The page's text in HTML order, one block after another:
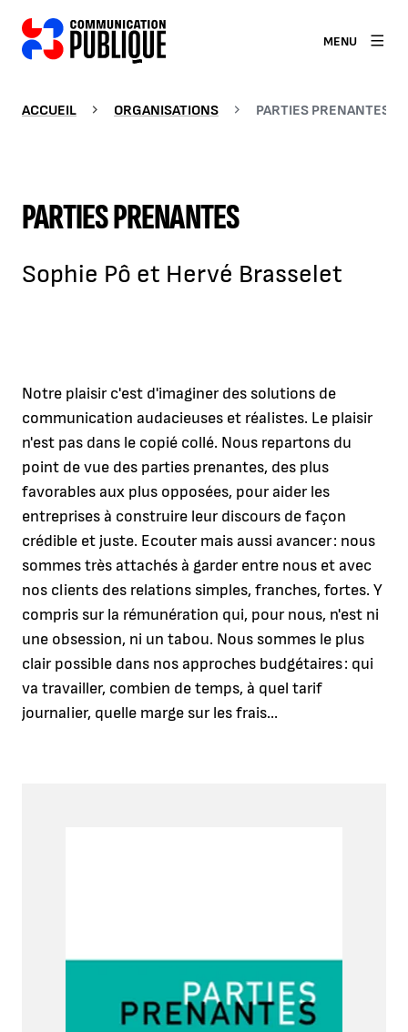
MENU
ACCUEIL ORGANISATIONS PARTIES PRENANTES
PARTIES PRENANTES
Sophie Pô et Hervé Brasselet
Notre plaisir c'est d'imaginer des solutions de
communication audacieuses et réalistes. Le plaisir
n'est pas dans le copié collé. Nous repartons du
point de vue des parties prenantes, des plus
favorables aux plus opposées, pour aider les
entreprises à construire leur discours de façon
crédible et juste. Ecouter mais aussi avancer : nous
sommes très attachés à garder entre nous et avec
nos clients des relations simples, franches, fortes. Y
compris sur la rémunération qui, pour nous, n'est ni
une obsession, ni un tabou. Nous sommes le plus
clair possible dans nos approches budgétaires : qui
va travailler, combien de temps, à quel tarif
journalier, quelle marge sur les frais...